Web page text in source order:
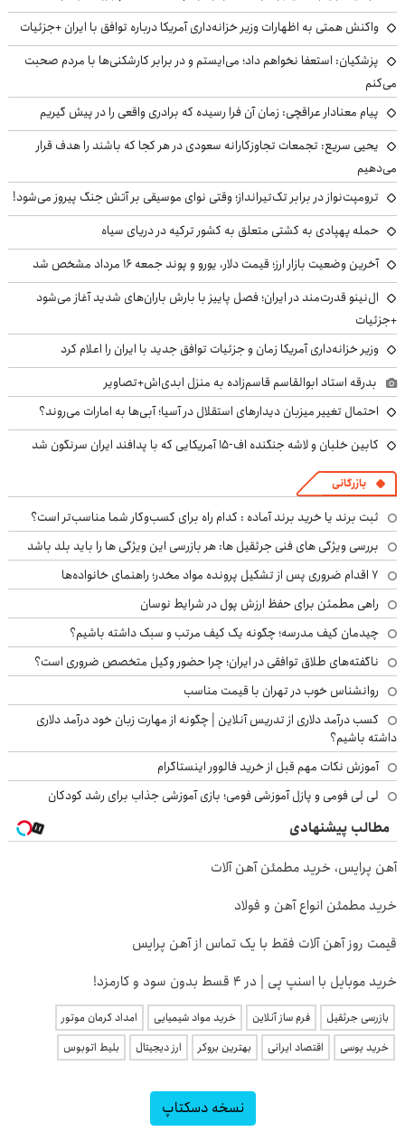
واکنش همتی به اظهارات وزیر خزانه‌داری آمریکا درباره توافق با ایران +جزئیات
پزشکیان: استعفا نخواهم داد؛ می‌ایستم و در برابر کارشکنی‌ها با مردم صحبت
می‌کنم
پیام معنادار عراقچی: زمان آن فرا رسیده که برادری واقعی را در پیش گیریم
یحیی سریع: تجمعات تجاوزکارانه سعودی در هر کجا که باشند را هدف قرار
می‌دهیم
ترومپت‌نواز در برابر تک‌تیرانداز؛ وقتی نوای موسیقی بر آتش جنگ پیروز می‌شود!
حمله پهپادی به کشتی متعلق به کشور ترکیه در دریای سیاه
آخرین وضعیت بازار ارز؛ قیمت دلار، یورو و پوند جمعه ۱۶ مرداد مشخص شد
ال‌نینو قدرت‌مند در ایران؛ فصل پاییز با بارش باران‌های شدید آغاز می‌شود
+جزئیات
وزیر خزانه‌داری آمریکا زمان و جزئیات توافق جدید با ایران را اعلام کرد
بدرقه استاد ابوالقاسم قاسم‌زاده به منزل ابدی‌اش+تصاویر
احتمال تغییر میزبان دیدارهای استقلال در آسیا؛ آبی‌ها به امارات می‌روند؟
کابین خلبان و لاشه جنگنده اف-۱۵ آمریکایی که با پدافند ایران سرنگون شد
بازرگانی
ثبت برند یا خرید برند آماده : کدام راه برای کسب‌وکار شما مناسب‌تر است؟
بررسی ویژگی های فنی جرثقیل ها: هر بازرسی این ویژگی ها را باید بلد باشد
۷ اقدام ضروری پس از تشکیل پرونده مواد مخدر؛ راهنمای خانواده‌ها
راهی مطمئن برای حفظ ارزش پول در شرایط نوسان
چیدمان کیف مدرسه؛ چگونه یک کیف مرتب و سبک داشته باشیم؟
ناگفته‌های طلاق توافقی در ایران؛ چرا حضور وکیل متخصص ضروری است؟
روانشناس خوب در تهران با قیمت مناسب
کسب درآمد دلاری از تدریس آنلاین | چگونه از مهارت زبان خود درآمد دلاری
داشته باشیم؟
آموزش نکات مهم قبل از خرید فالوور اینستاگرام
لی لی فومی و پازل آموزشی فومی؛ بازی آموزشی جذاب برای رشد کودکان
مطالب پیشنهادی
آهن پرایس، خرید مطمئن آهن آلات
خرید مطمئن انواع آهن و فولاد
قیمت روز آهن آلات فقط با یک تماس از آهن پرایس
خرید موبایل با اسنپ پی | در ۴ قسط بدون سود و کارمزد!
بازرسی جرثقیل فرم ساز آنلاین خرید مواد شیمیایی
امداد کرمان موتور
خرید یوسی
اقتصاد ایرانی بهترین بروکر ارز دیجیتال بلیط اتوبوس
نسخه دسکتاپ